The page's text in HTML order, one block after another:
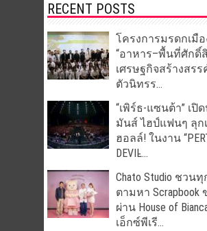
RECENT POSTS
โครงการมรดกเมื
“อาหาร–พื้นที่ศักดิ์
เศรษฐกิจสร้างสรร
ตัวนิทรร...
“เพิร์ธ-แซนต้า” เปิ
มันส์ ไฮป์แฟนๆ ลุก
ฮอลล์! ในงาน
DEVIL̵...
Chato Studio ชวน
ตามหา Scrapbook
ผ่าน House of
เอ็กซ์พีเรี...